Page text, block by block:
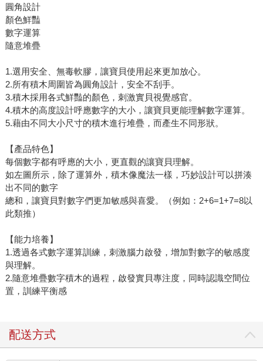
圓角設計
顏色鮮豔
數字運算
隨意堆疊
1.選用安全、無毒軟膠，讓寶貝使用起來更加放心。
2.所有積木周圍皆為圓角設計，安全不刮手。
3.積木採用各式鮮豔的顏色，刺激實貝視覺感官。
4.積木的高度設計呼應數字的大小，讓寶貝更能理解數字運算。
5.藉由不同大小尺寸的積木進行堆疊，而產生不同形狀。
【產品特色】
每個數字都有呼應的大小，更直觀的讓寶貝理解。
如左圖所示，除了運算外，積木像魔法一樣，巧妙設計可以拼湊
出不同的數字
總和，讓寶貝對數字們更加敏感與喜愛。（例如：2+6=1+7=8以
此類推）
【能力培養】
1.透過各式數字運算訓練，刺激腦力啟發，增加對數字的敏感度
與理解。
2.隨意堆疊數字積木的過程，啟發實貝專注度，同時認識空間位
置，訓練平衡感
配送方式